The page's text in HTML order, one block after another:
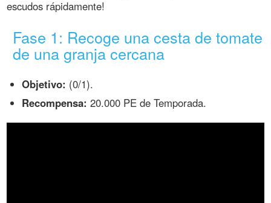
escudos rápidamente!
Fase 1: Recoge una cesta de tomate
de una granja cercana
Objetivo: (0/1).
Recompensa: 20.000 PE de Temporada.